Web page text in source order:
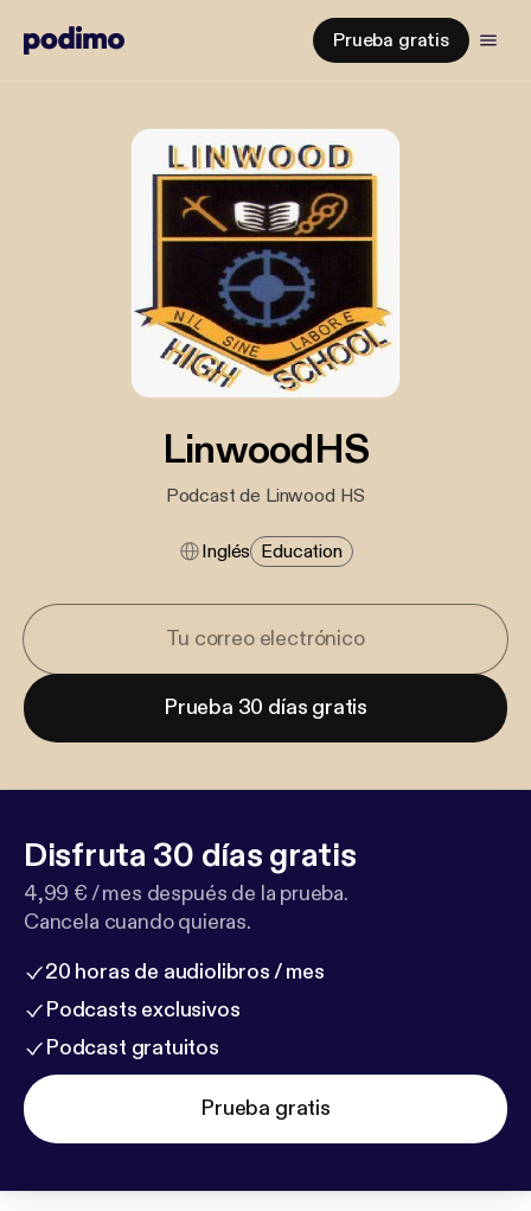
Prueba gratis
LinwoodHS
Podcast de Linwood HS
Inglés Education
Prueba 30 días gratis
Disfruta 30 días gratis
4,99 € / mes después de la prueba.
Cancela cuando quieras.
20 horas de audiolibros / mes
Podcasts exclusivos
Podcast gratuitos
Prueba gratis